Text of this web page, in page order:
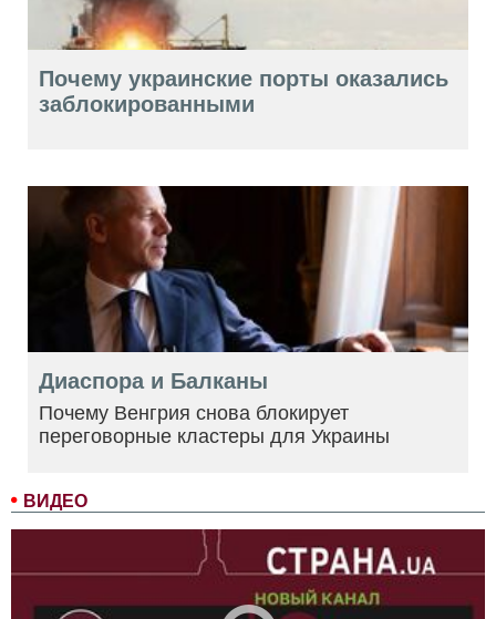
ВИДЕО
Почему украинские порты оказались
заблокированными
Диаспора и Балканы
Почему Венгрия снова блокирует
переговорные кластеры для Украины